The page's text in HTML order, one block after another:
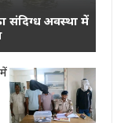
संदिग्ध अवस्था में